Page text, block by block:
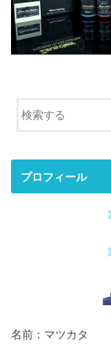
プロフィール
名前：マツカタ